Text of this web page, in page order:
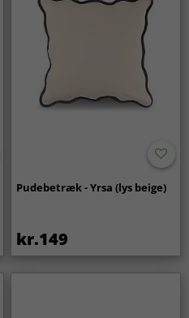
Pudebetræk - Yrsa (lys beige)
kr.149